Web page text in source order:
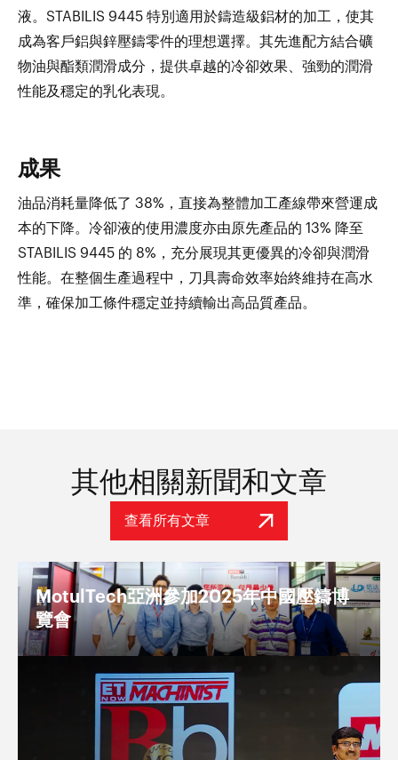
液。STABILIS 9445 特別適用於鑄造級鋁材的加工，使其
成為客戶鋁與鋅壓鑄零件的理想選擇。其先進配方結合礦
物油與酯類潤滑成分，提供卓越的冷卻效果、強勁的潤滑
性能及穩定的乳化表現。
成果
油品消耗量降低了 38%，直接為整體加工產線帶來營運成
本的下降。冷卻液的使用濃度亦由原先產品的 13% 降至
STABILIS 9445 的 8%，充分展現其更優異的冷卻與潤滑
性能。在整個生產過程中，刀具壽命效率始終維持在高水
準，確保加工條件穩定並持續輸出高品質產品。
其他相關新聞和文章
查看所有文章
MotulTech亞洲參加2025年中國壓鑄博
覽會